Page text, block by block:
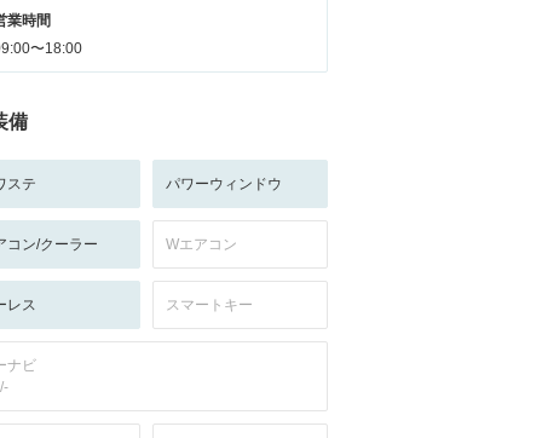
業時間
〜18:00
備
ステ パワーウィンドウ
コン/クーラー Wエアコン
レス スマートキー
ナビ